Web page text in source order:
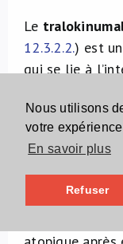
Nous utilisons
votre
En savoir plus
Refuser
Le
12.3.2.2.) est
qui se lie à
activité. Il a
dermatite
qui nécessite
(synthèse du
Commentaire
Le
réduire